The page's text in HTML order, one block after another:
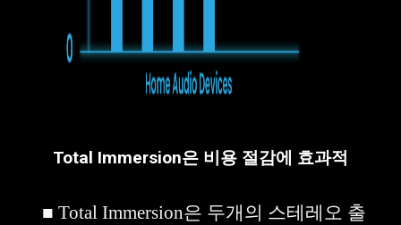
Total Immersion은 비용 절감에 효과적
■ Total Immersion은 두개의 스테레오 출